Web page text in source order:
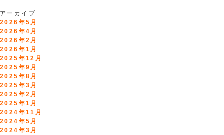
アーカイブ
2026年5月
2026年4月
2026年2月
2026年1月
2025年12月
2025年9月
2025年8月
2025年3月
2025年2月
2025年1月
2024年11月
2024年5月
2024年3月